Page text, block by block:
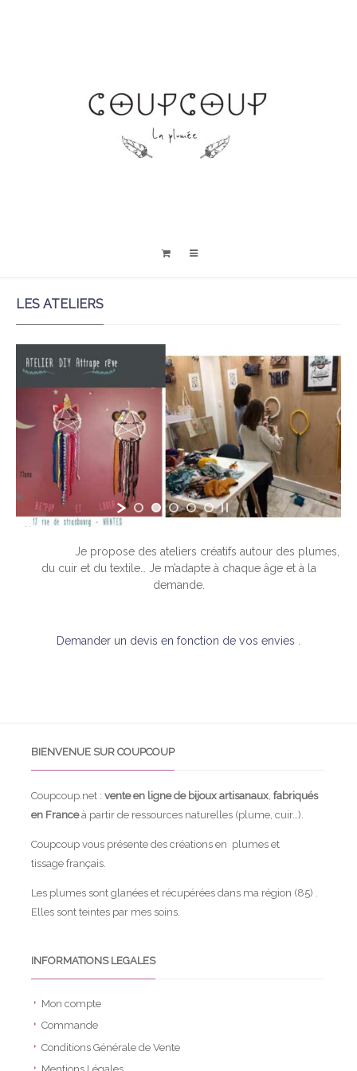
LES ATELIERS
Je propose des ateliers créatifs autour des plumes,
du cuir et du textile… Je m’adapte à chaque âge et à la
demande.
Demander un devis en fonction de vos envies
BIENVENUE SUR COUPCOUP
Coupcoup.net : vente en ligne de bijoux artisanaux fabriqués
en Franceà partir de ressources naturelles (plume, cuir…).
Coupcoup vous présente des créations en plumes et
tissage français.
Les plumes sont glanées et récupérées dans ma région (85) .
Elles sont teintes par mes soins.
INFORMATIONS LEGALES
Mon compte
Commande
Conditions Générale de Vente